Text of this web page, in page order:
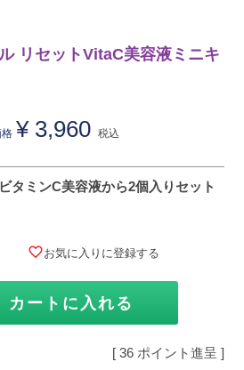
リセットVitaC美容液ミニキ
格 ¥ 3,960 税込
タミンC美容液から2個入りセット
お気に入りに登録する
カートに入れる
[ 36 ポイント進呈 ]